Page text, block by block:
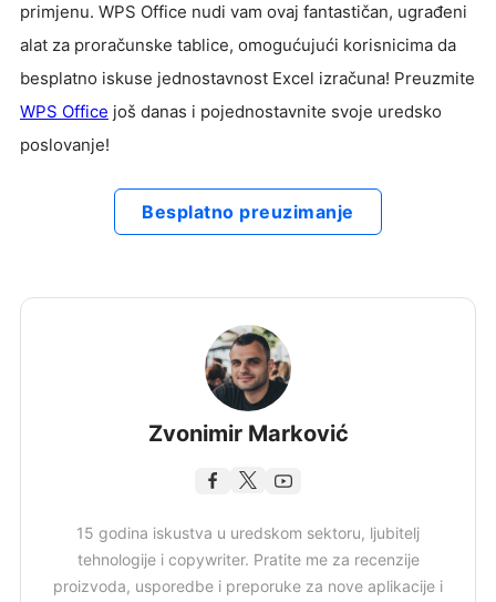
primjenu. WPS Office nudi vam ovaj fantastičan, ugrađeni
alat za proračunske tablice, omogućujući korisnicima da
besplatno iskuse jednostavnost Excel izračuna! Preuzmite
WPS Office još danas i pojednostavnite svoje uredsko
poslovanje!
Besplatno preuzimanje
Zvonimir Marković
15 godina iskustva u uredskom sektoru, ljubitelj
tehnologije i copywriter. Pratite me za recenzije
proizvoda, usporedbe i preporuke za nove aplikacije i